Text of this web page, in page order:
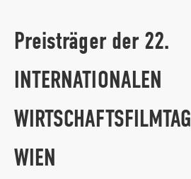
Preisträger der 22.
INTERNATIONALEN
WIEN